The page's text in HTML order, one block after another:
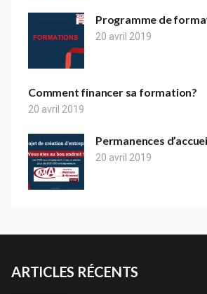
Programme de
20 avril 2019
Comment financer sa formation?
20 avril 2019
Permanences
20 avril 2019
ARTICLES RÉCENTS